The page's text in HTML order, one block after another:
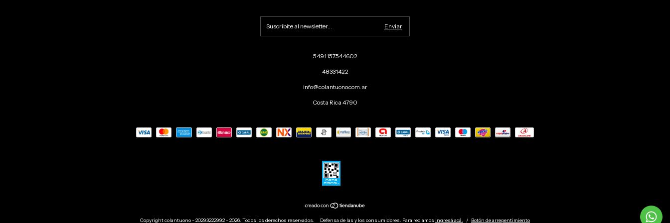
5491157544602
48331422
info@colantuono.com.ar
Costa Rica 4790
Copyright colantuono - 20293222992 - 2026. Todos los derechos reservados. Defensa de las y los consumidores. Para reclamos ingresá acá. / Botón de arrepentimiento